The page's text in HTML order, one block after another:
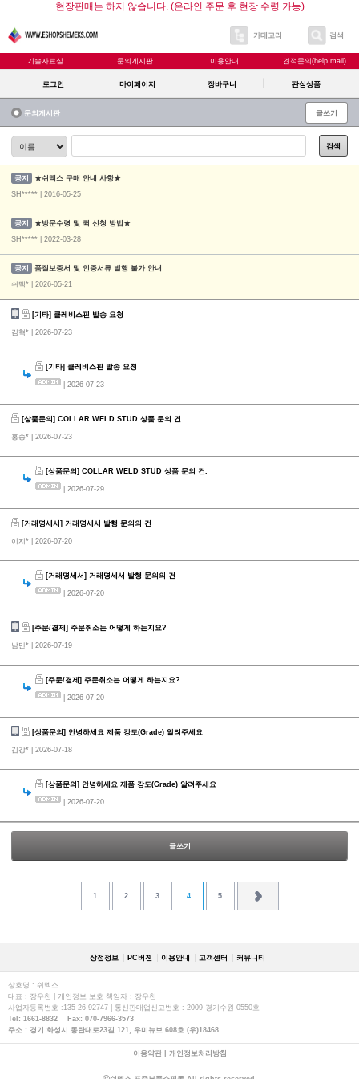
현장판매는 하지 않습니다. (온라인 주문 후 현장 수령 가능)
카테고리 검색
기술자료실 문의게시판 이용안내 견적문의(help mail)
로그인 마이페이지 장바구니 관심상품
문의게시판 글쓰기
검색
공지
★쉬멕스 구매 안내 사항★
SH***** | 2016-05-25
공지
★방문수령 및 퀵 신청 방법★
SH***** | 2022-03-28
공지
품질보증서 및 인증서류 발행 불가 안내
쉬멕* | 2026-05-21
[기타] 클레비스핀 발송 요청
김혁* | 2026-07-23
[기타] 클레비스핀 발송 요청
| 2026-07-23
[상품문의] COLLAR WELD STUD 상품 문의 건.
홍승* | 2026-07-23
[상품문의] COLLAR WELD STUD 상품 문의 건.
| 2026-07-29
[거래명세서] 거래명세서 발행 문의의 건
이지* | 2026-07-20
[거래명세서] 거래명세서 발행 문의의 건
| 2026-07-20
[주문/결제] 주문취소는 어떻게 하는지요?
남만* | 2026-07-19
[주문/결제] 주문취소는 어떻게 하는지요?
| 2026-07-20
[상품문의] 안녕하세요 제품 강도(Grade) 알려주세요
김강* | 2026-07-18
[상품문의] 안녕하세요 제품 강도(Grade) 알려주세요
| 2026-07-20
글쓰기
1 2 3 4 5
상점정보 PC버젼 이용안내 고객센터 커뮤니티
상호명 : 쉬멕스
대표 : 장우천 | 개인정보 보호 책임자 : 장우천
사업자등록번호 :135-26-92747 | 통신판매업신고번호 : 2009-경기수원-0550호
Tel: 1661-8832 Fax: 070-7966-3573
주소 : 경기 화성시 동탄대로23길 121, 우미뉴브 608호 (우)18468
이용약관| 개인정보처리방침